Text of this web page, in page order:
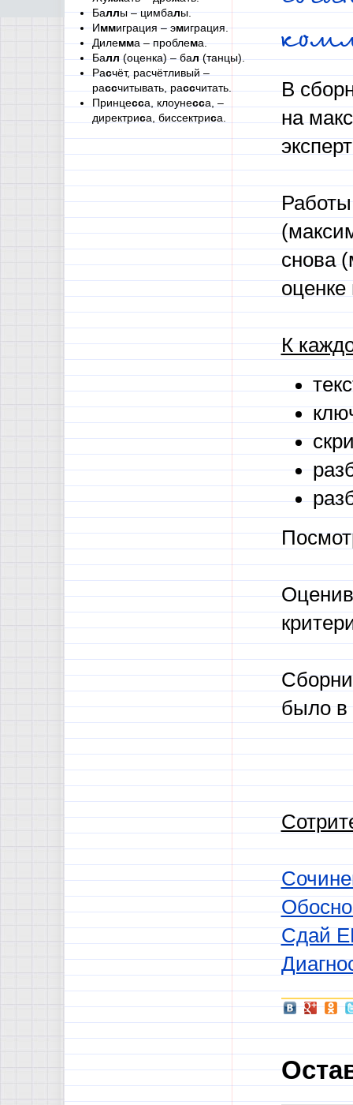
Баллы – цимбалы.
Иммиграция – эмиграция.
Дилемма – проблема.
Балл(оценка) – бал(танцы).
Расчёт, расчётливый –
рассчитывать, рассчитать.
Принцесса, клоунесса, –
директриса, биссектриса.
В
на
снова
К
было в
Сдай